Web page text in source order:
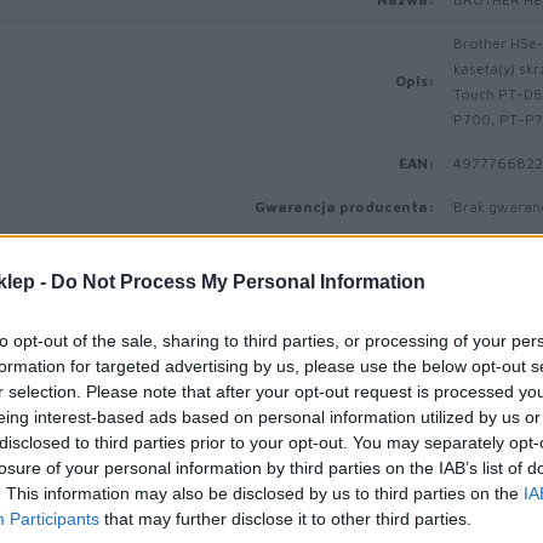
- Do Not Process My Personal Information
opt-out of the sale, sharing to third parties, or processing of your
for targeted advertising by us, please use the below opt-out
selection. Please note that after your opt-out request is processed
interest-based ads based on personal information utilized by us
to third parties prior to your opt-out. You may separately
of your personal information by third parties on the IAB’s list of
This information may also be disclosed by us to third parties on the
Participants that may further disclose it to other third parties.
Opis:
Brother
kaseta(y)
Touch PT-
P700, PT-
EAN:
Gwarancja producenta: Brak
Rodzaj nośnika:
Rozmiary nośników: Rolka (0,52
Technologia druku: Transfer
Kolor nośnika: Czarny na
Ilość w zestawie: 1 kaseta(y)
Własności: